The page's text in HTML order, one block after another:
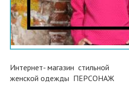
Интернет- магазин стильной
женской одежды ПЕРСОНАЖ